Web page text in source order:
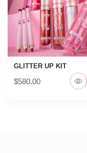
GLITTER UP KIT
$580.00